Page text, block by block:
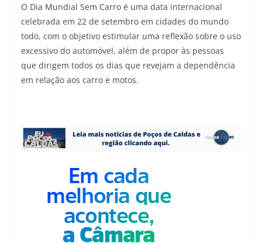
O Dia Mundial Sem Carro é uma data internacional
celebrada em 22 de setembro em cidades do mundo
todo, com o objetivo estimular uma reflexão sobre o uso
excessivo do automóvel, além de propor às pessoas
que dirigem todos os dias que revejam a dependência
em relação aos carro e motos.